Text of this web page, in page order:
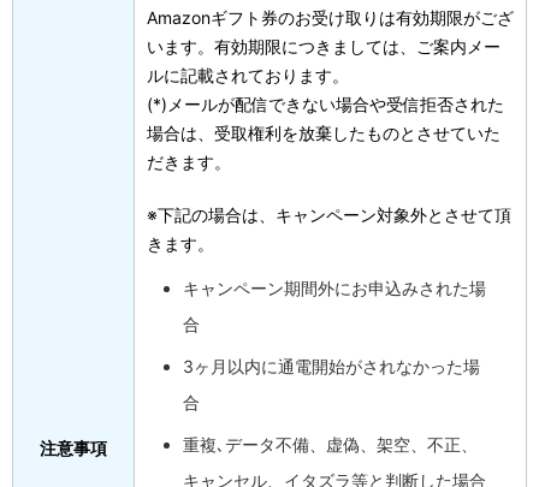
注意事項
Amazonギフト券のお受け取りは有効期限がござ
います。有効期限につきましては、ご案内メー
ルに記載されております。
(*)メールが配信できない場合や受信拒否された
場合は、受取権利を放棄したものとさせていた
だきます。
※下記の場合は、キャンペーン対象外とさせて頂
きます。
キャンペーン期間外にお申込みされた場
合
3ヶ月以内に通電開始がされなかった場
合
重複､データ不備、虚偽、架空、不正、
キャンセル、イタズラ等と判断した場合